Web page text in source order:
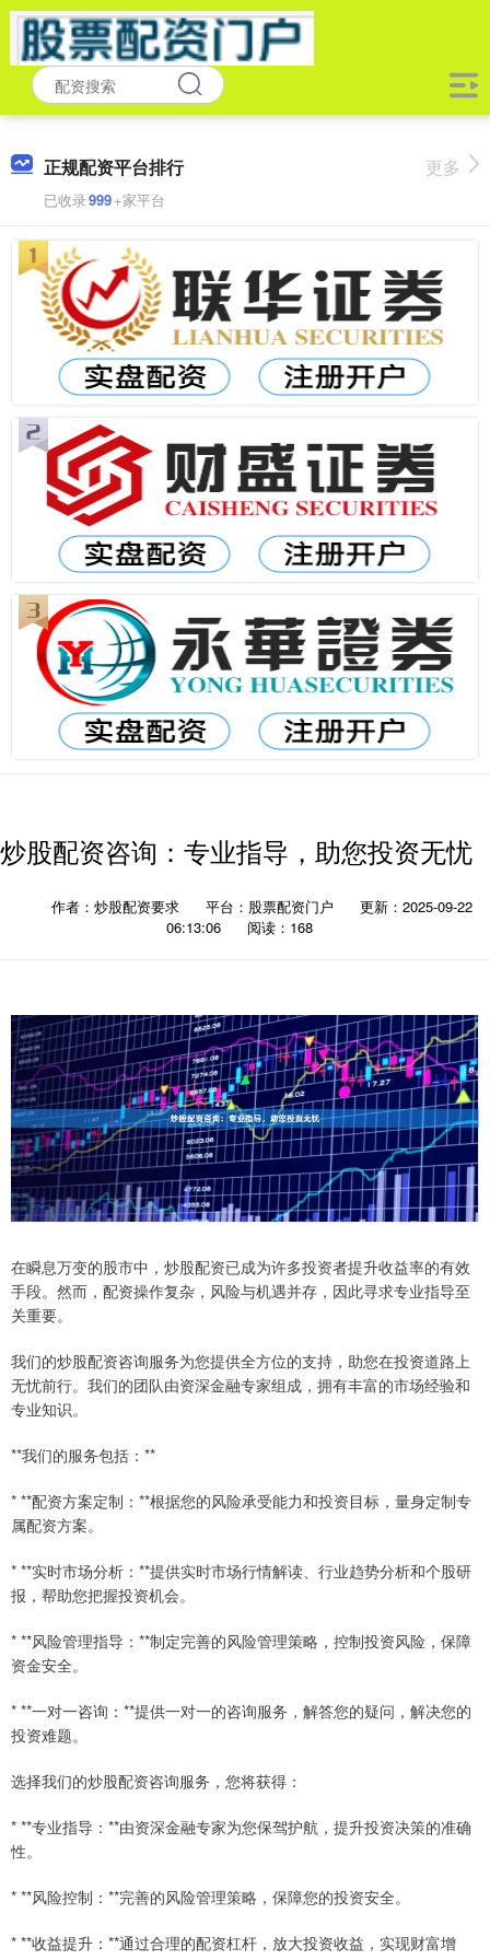
正规配资平台排行
已收录999+家平台
更多
炒股配资咨询：专业指导，助您投资无忧
作者：炒股配资要求 平台：股票配资门户
更新：2025-09-22
06:13:06
阅读：168
在瞬息万变的股市中，炒股配资已成为许多投资者提升收益率的有效
手段。然而，配资操作复杂，风险与机遇并存，因此寻求专业指导至
关重要。
我们的炒股配资咨询服务为您提供全方位的支持，助您在投资道路上
无忧前行。我们的团队由资深金融专家组成，拥有丰富的市场经验和
专业知识。
**我们的服务包括：**
* **配资方案定制：**根据您的风险承受能力和投资目标，量身定制专
属配资方案。
* **实时市场分析：**提供实时市场行情解读、行业趋势分析和个股研
报，帮助您把握投资机会。
* **风险管理指导：**制定完善的风险管理策略，控制投资风险，保障
资金安全。
* **一对一咨询：**提供一对一的咨询服务，解答您的疑问，解决您的
投资难题。
选择我们的炒股配资咨询服务，您将获得：
* **专业指导：**由资深金融专家为您保驾护航，提升投资决策的准确
性。
* **风险控制：**完善的风险管理策略，保障您的投资安全。
* **收益提升：**通过合理的配资杠杆，放大投资收益，实现财富增